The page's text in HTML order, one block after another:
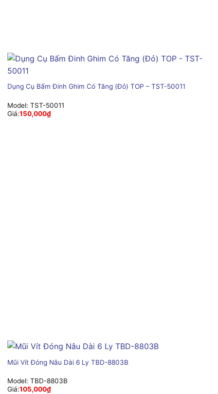
Dụng Cụ Bấm Đinh Ghim Có Tăng (Đỏ) TOP – TST-50011
Model: TST-50011
Giá:150,000₫
Mũi Vít Đóng Nâu Dài 6 Ly TBD-8803B
Model: TBD-8803B
Giá:105,000₫